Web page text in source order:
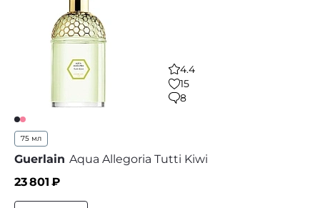
4.4
15
8
75 мл
Guerlain Aqua Allegoria Tutti Kiwi
23 801 ₽